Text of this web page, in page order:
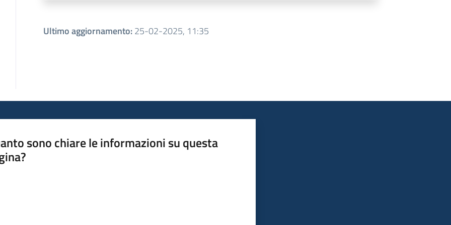
Ultimo aggiornamento:25-02-2025, 11:35
sono chiare le informazioni su questa